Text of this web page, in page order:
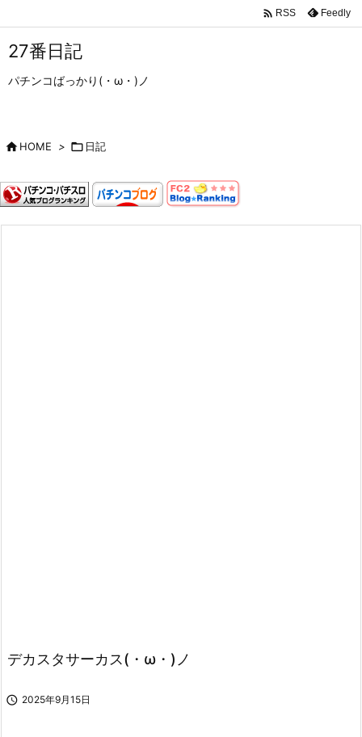
 RSS Feedly
27番日記
パチンコばっかり(・ω・)ノ
HOME >  日記
デカスタサーカス(・ω・)ノ
 2025年9月15日